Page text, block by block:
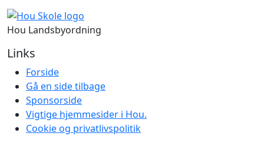
Hou Landsbyordning
Links
Forside
Gå en side tilbage
Sponsorside
Vigtige hjemmesider i Hou.
Cookie og privatlivspolitik